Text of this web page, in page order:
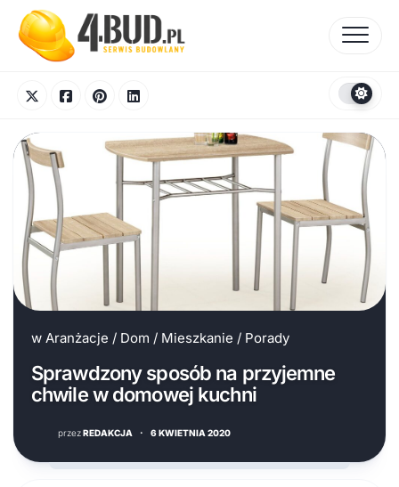
content
w Aranżacje / Dom / Mieszkanie / Porady
Sprawdzony sposób na przyjemne
chwile w domowej kuchni
przezREDAKCJA · 6 KWIETNIA 2020